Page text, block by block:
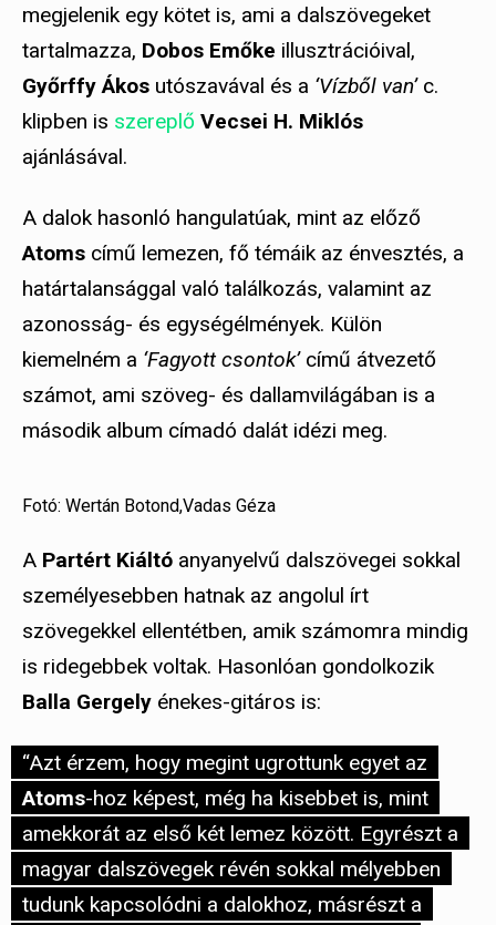
megjelenik egy kötet is, ami a dalszövegeket
tartalmazza, Dobos Emőke illusztrációival,
Győrffy Ákos utószavával és a ‘Vízből van’c.
klipben is szereplő Vecsei H. Miklós
ajánlásával.
A dalok hasonló hangulatúak, mint az előző
Atoms című lemezen, fő témáik az énvesztés, a
határtalansággal való találkozás, valamint az
azonosság- és egységélmények. Külön
kiemelném a ‘Fagyott csontok’című átvezető
számot, ami szöveg- és dallamvilágában is a
második album címadó dalát idézi meg.
Fotó: Wertán Botond,Vadas Géza
A Partért Kiáltó anyanyelvű dalszövegei sokkal
személyesebben hatnak az angolul írt
szövegekkel ellentétben, amik számomra mindig
is ridegebbek voltak. Hasonlóan gondolkozik
Balla Gergely énekes-gitáros is:
“Azt érzem, hogy megint ugrottunk egyet az
Atoms-hoz képest, még ha kisebbet is, mint
amekkorát az első két lemez között. Egyrészt a
magyar dalszövegek révén sokkal mélyebben
tudunk kapcsolódni a dalokhoz, másrészt a